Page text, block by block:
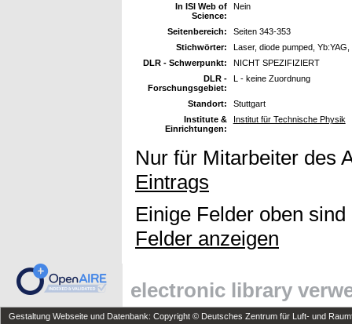
In ISI Web of
Science:
Nein
Seitenbereich:
Seiten 343-353
Stichwörter:
Laser, diode pumped, Yb:YAG,
DLR - Schwerpunkt:
NICHT SPEZIFIZIERT
DLR -
Forschungsgebiet:
L - keine Zuordnung
Standort:
Stuttgart
Institute &
Einrichtungen:
Institut für Technische Physik
Nur für Mitarbeiter des
Eintrags
Einige Felder oben
Felder anzeigen
electronic library
Gestaltung Webseite und Datenbank: Copyright © Deutsches Zentrum für Luft- und